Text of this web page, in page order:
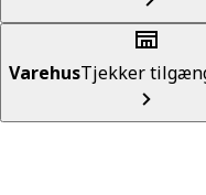
VarehusTjekker